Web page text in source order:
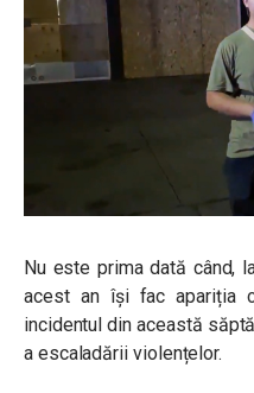
Nu este prima dată când,
acest an își fac apariția
incidentul din această
a escaladării violențelor.